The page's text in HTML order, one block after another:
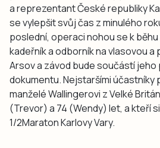
a reprezentant České republiky
se vylepšit svůj čas z minulého
poslední, operaci nohou se k
kadeřník a odborník na vlasovou
Arsov a závod bude součástí
dokumentu. Nejstaršími účastníky
manželé Wallingerovi z Velké
(Trevor) a 74 (Wendy) let, a kteří
1/2Maraton Karlovy Vary.